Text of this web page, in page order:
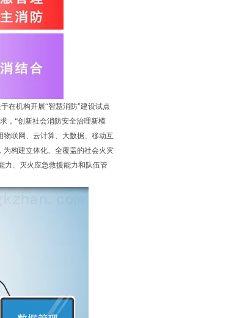
在机构开展“智慧消防"建设试点
，“创新社会消防安全治理新模
联网、云计算、大数据、移动互
构建立体化、全覆盖的社会火灾
力、灭火应急救援能力和队伍管